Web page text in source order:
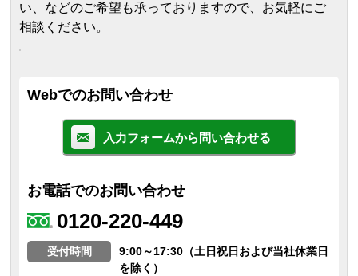
い、などのご希望も承っておりますので、お気軽にご
相談ください。
Webでのお問い合わせ
入力フォームから問い合わせる
お電話でのお問い合わせ
0120-220-449
受付時間
9:00～17:30（土日祝日および当社休業日
を除く）